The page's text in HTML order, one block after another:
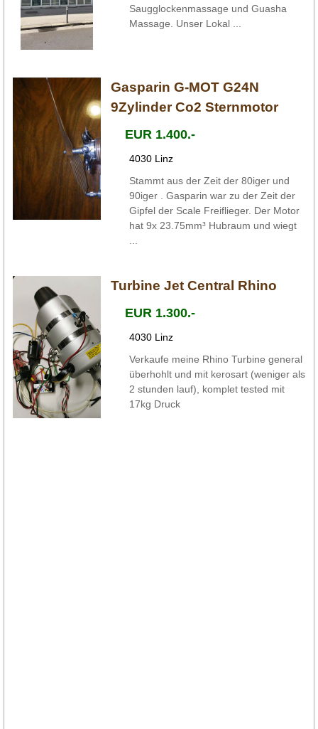
Saugglockenmassage und Guasha
Massage. Unser Lokal ...
Gasparin G-MOT G24N
9Zylinder Co2 Sternmotor
EUR 1.400.-
4030 Linz
Stammt aus der Zeit der 80iger und
90iger . Gasparin war zu der Zeit der
Gipfel der Scale Freiflieger. Der Motor
hat 9x 23.75mm³ Hubraum und wiegt
Turbine Jet Central Rhino
EUR 1.300.-
4030 Linz
Verkaufe meine Rhino Turbine general
überhohlt und mit kerosart (weniger als
2 stunden lauf), komplet tested mit
17kg Druck